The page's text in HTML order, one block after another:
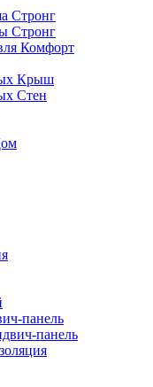
Стронг
Стронг
Комфорт
Крыш
Стен
панель
панель